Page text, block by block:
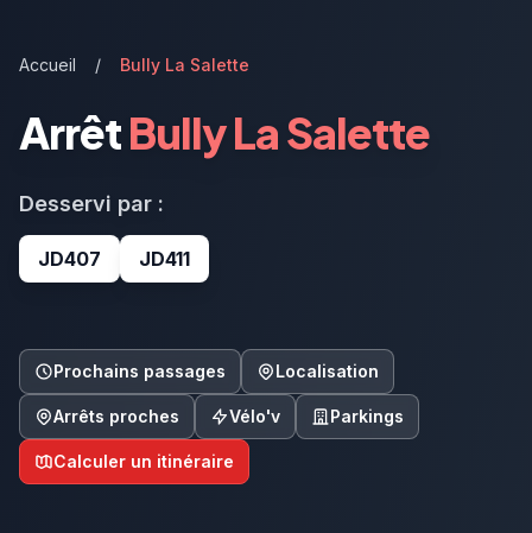
Accueil / Bully La Salette
ArrêtBully La Salette
Desservi par :
JD407 JD411
Prochains passages Localisation
Arrêts proches Vélo'v Parkings
Calculer un itinéraire